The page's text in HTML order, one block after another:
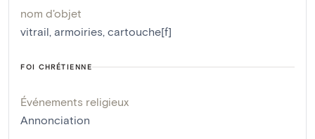
nom d'objet
vitrail, armoiries, cartouche[f]
FOI CHRÉTIENNE
Événements religieux
Annonciation